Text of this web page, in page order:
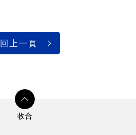
回上一頁